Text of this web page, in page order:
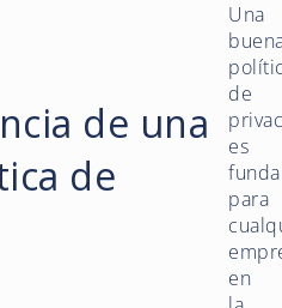
de una
de
Una
de
es
para
en